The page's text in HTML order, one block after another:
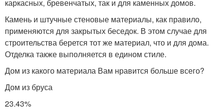
каркасных, бревенчатых, так и для каменных домов.
Камень и штучные стеновые материалы, как правило,
применяются для закрытых беседок. В этом случае для
строительства берется тот же материал, что и для дома.
Отделка также выполняется в едином стиле.
Дом из какого материала Вам нравится больше всего?
Дом из бруса
23.43%